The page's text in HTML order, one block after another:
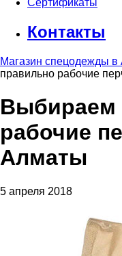
Сертификаты
Контакты
Магазин спецодежды
правильно рабочие
Выбираем
рабочие
Алматы
5 апреля 2018